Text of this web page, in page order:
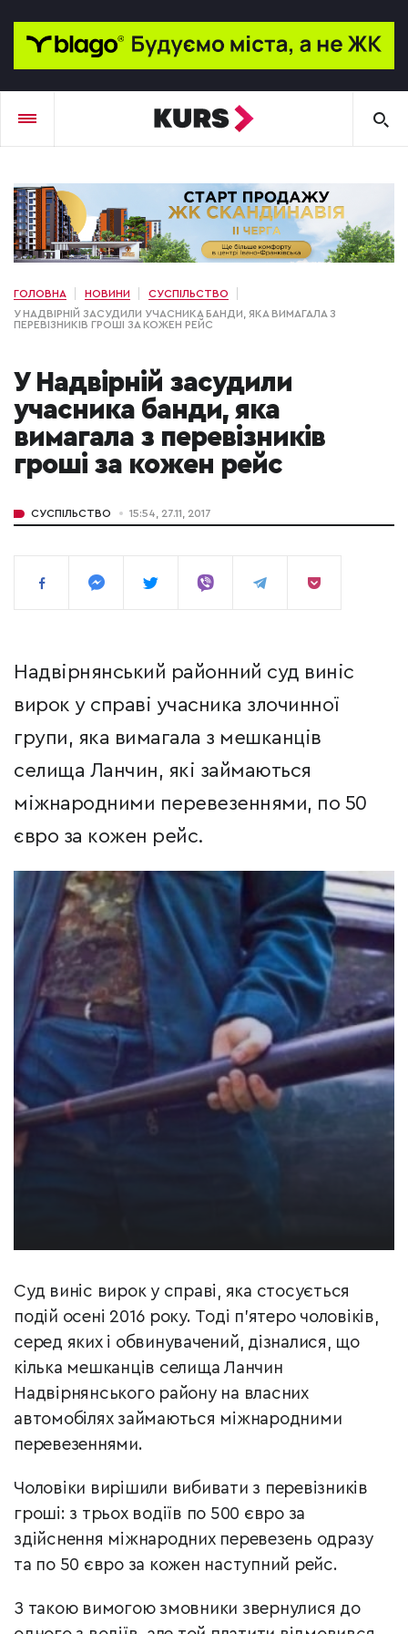
ГОЛОВНА НОВИНИ
СУСПІЛЬСТВО
У НАДВІРНІЙ ЗАСУДИЛИ УЧАСНИКА БАНДИ, ЯКА ВИМАГАЛА З
ПЕРЕВІЗНИКІВ ГРОШІ ЗА КОЖЕН РЕЙС
У Надвірній засудили
учасника банди, яка
вимагала з перевізників
гроші за кожен рейс
СУСПІЛЬСТВО 15:54, 27.11, 2017
Надвірнянський районний суд виніс
вирок у справі учасника злочинної
групи, яка вимагала з мешканців
селища Ланчин, які займаються
міжнародними перевезеннями, по 50
євро за кожен рейс.
Суд виніс вирок у справі, яка стосується
подій осені 2016 року. Тоді п'ятеро чоловіків,
серед яких і обвинувачений, дізналися, що
кілька мешканців селища Ланчин
Надвірнянського району на власних
автомобілях займаються міжнародними
перевезеннями.
Чоловіки вирішили вибивати з перевізників
гроші: з трьох водіїв по 500 євро за
здійснення міжнародних перевезень одразу
та по 50 євро за кожен наступний рейс.
З такою вимогою змовники звернулися до